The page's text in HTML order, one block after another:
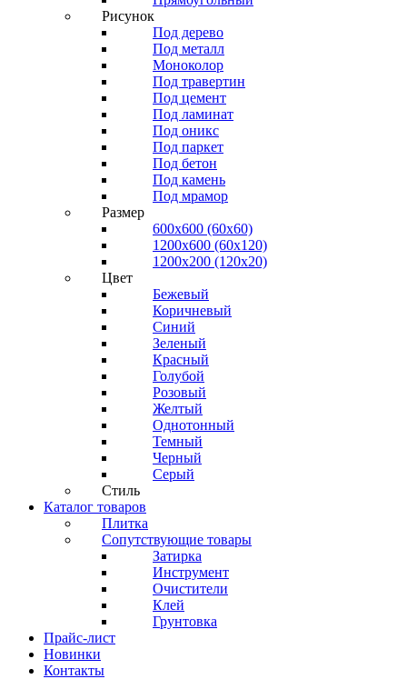
Рисунок
Под дерево
Под металл
Моноколор
Под травертин
Под цемент
Под ламинат
Под оникс
Под паркет
Под бетон
Под камень
Под мрамор
Размер
600х600 (60х60)
1200х600 (60х120)
1200х200 (120x20)
Цвет
Бежевый
Коричневый
Синий
Зеленый
Красный
Голубой
Розовый
Желтый
Однотонный
Темный
Черный
Серый
Стиль
Каталог товаров
Плитка
Сопутствующие товары
Затирка
Инструмент
Очистители
Клей
Грунтовка
Прайс-лист
Новинки
Контакты